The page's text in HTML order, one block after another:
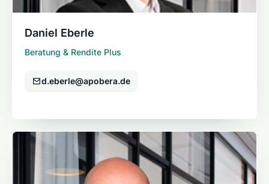
Daniel Eberle
Beratung & Rendite Plus
d.eberle@apobera.de